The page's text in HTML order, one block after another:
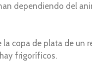
dependiendo del
copa de plata de un
frigoríficos.